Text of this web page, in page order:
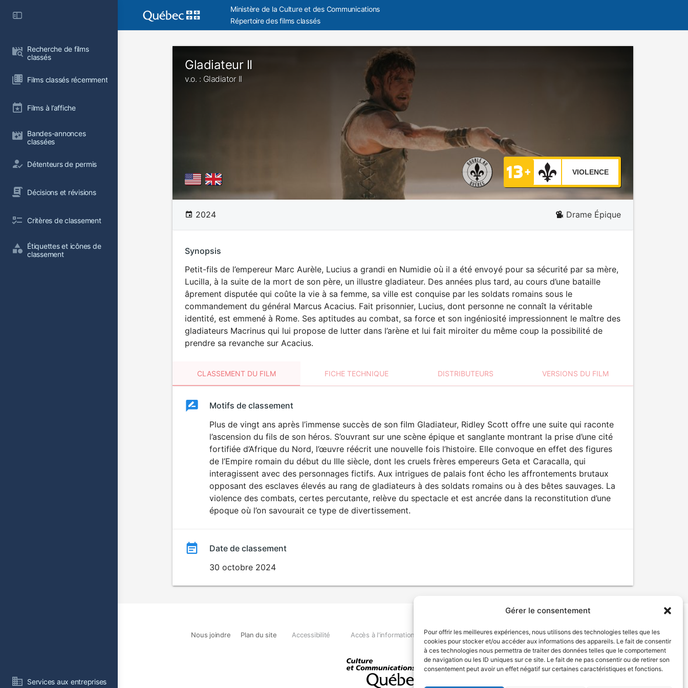
Gérer le consentement
Pour offrir les meilleures expériences, nous utilisons des technologies telles que les
cookies pour stocker et/ou accéder aux informations des appareils. Le fait de consentir
à ces technologies nous permettra de traiter des données telles que le comportement
de navigation ou les ID uniques sur ce site. Le fait de ne pas consentir ou de retirer son
consentement peut avoir un effet négatif sur certaines caractéristiques et fonctions.
Recherche de films
classés
Films classés récemment
Films à l’affiche
Bandes-annonces
classées
Détenteurs de permis
Décisions et révisions
Critères de classement
Étiquettes et icônes de
classement
Services aux entreprises
Ministère de la Culture et des Communications
Répertoire des films classés
Gladiateur II
v.o. : Gladiator II
VIOLENCE
2024 Drame Épique
Synopsis
Petit-fils de l’empereur Marc Aurèle, Lucius a grandi en Numidie où il a été envoyé pour sa sécurité par sa mère,
Lucilla, à la suite de la mort de son père, un illustre gladiateur. Des années plus tard, au cours d’une bataille
âprement disputée qui coûte la vie à sa femme, sa ville est conquise par les soldats romains sous le
commandement du général Marcus Acacius. Fait prisonnier, Lucius, dont personne ne connaît la véritable
identité, est emmené à Rome. Ses aptitudes au combat, sa force et son ingéniosité impressionnent le maître des
gladiateurs Macrinus qui lui propose de lutter dans l’arène et lui fait miroiter du même coup la possibilité de
prendre sa revanche sur Acacius.
CLASSEMENT DU FILM FICHE TECHNIQUE DISTRIBUTEURS VERSIONS DU FILM
ClassementClassement
VIOLENCE
Motifs de classement
Plus de vingt ans après l’immense succès de son film Gladiateur, Ridley Scott offre une suite qui raconte
l’ascension du fils de son héros. S’ouvrant sur une scène épique et sanglante montrant la prise d’une cité
fortifiée d’Afrique du Nord, l’œuvre réécrit une nouvelle fois l’histoire. Elle convoque en effet des figures
de l’Empire romain du début du IIIe siècle, dont les cruels frères empereurs Geta et Caracalla, qui
interagissent avec des personnages fictifs. Aux intrigues de palais font écho les affrontements brutaux
opposant des esclaves élevés au rang de gladiateurs à des soldats romains ou à des bêtes sauvages. La
violence des combats, certes percutante, relève du spectacle et est ancrée dans la reconstitution d’une
époque où l’on savourait ce type de divertissement.
Date de classement
30 octobre 2024
Nous joindre Plan du site Accessibilité Accès à l'information Déclaration de services Politique de confidentialité